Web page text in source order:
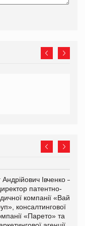
Івченко —
патентно-
компанії «Вайз
консалтингової
«Парето» та